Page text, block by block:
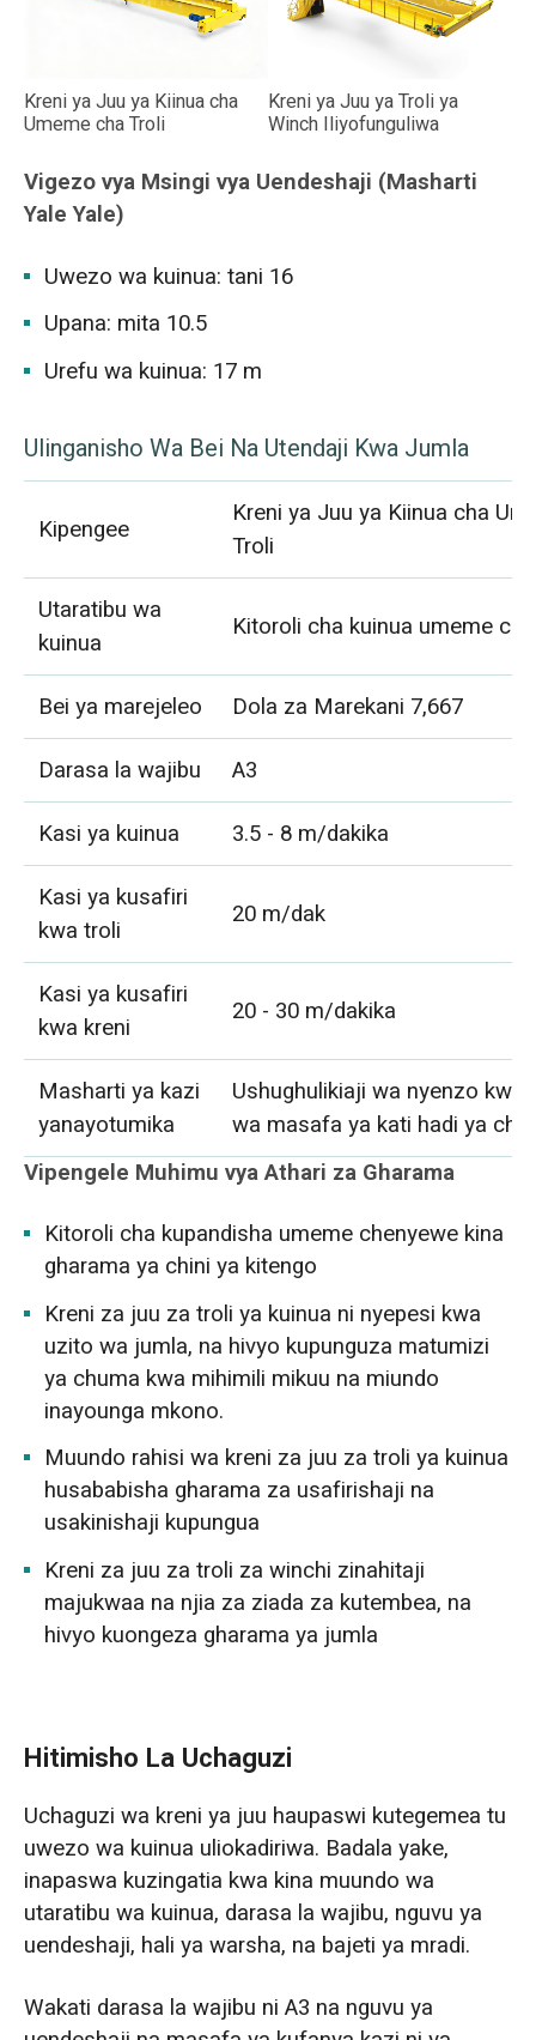
Kreni ya Juu ya Kiinua cha
Umeme cha Troli
Kreni ya Juu ya Troli ya
Winch Iliyofunguliwa
Vigezo vya Msingi vya Uendeshaji (Masharti
Yale Yale)
Uwezo wa kuinua: tani 16
Upana: mita 10.5
Urefu wa kuinua: 17 m
Ulinganisho Wa Bei Na Utendaji Kwa Jumla
Kipengee
Kreni ya Juu ya Kiinua cha
Troli
Utaratibu wa
kuinua
Kitoroli cha kuinua umeme
Bei ya marejeleo
Dola za Marekani 7,667
Darasa la wajibu
A3
Kasi ya kuinua
3.5 - 8 m/dakika
Kasi ya kusafiri
kwa troli
20 m/dak
Kasi ya kusafiri
kwa kreni
20 - 30 m/dakika
Masharti ya kazi
yanayotumika
Ushughulikiaji wa nyenzo kwa
wa masafa ya kati hadi ya
Vipengele Muhimu vya Athari za Gharama
Kitoroli cha kupandisha umeme chenyewe kina
gharama ya chini ya kitengo
Kreni za juu za troli ya kuinua ni nyepesi kwa
uzito wa jumla, na hivyo kupunguza matumizi
ya chuma kwa mihimili mikuu na miundo
inayounga mkono.
Muundo rahisi wa kreni za juu za troli ya kuinua
husababisha gharama za usafirishaji na
usakinishaji kupungua
Kreni za juu za troli za winchi zinahitaji
majukwaa na njia za ziada za kutembea, na
hivyo kuongeza gharama ya jumla
Hitimisho La Uchaguzi
Uchaguzi wa kreni ya juu haupaswi kutegemea tu
uwezo wa kuinua uliokadiriwa. Badala yake,
inapaswa kuzingatia kwa kina muundo wa
utaratibu wa kuinua, darasa la wajibu, nguvu ya
uendeshaji, hali ya warsha, na bajeti ya mradi.
Wakati darasa la wajibu ni A3 na nguvu ya